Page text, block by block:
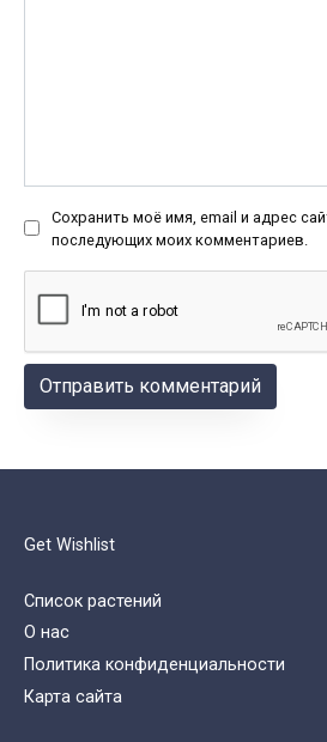
Сохранить моё имя, email и адрес
последующих моих комментариев.
Get Wishlist
Список растений
О нас
Политика конфиденциальности
Карта сайта